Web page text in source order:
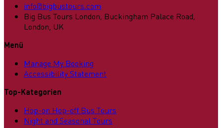
info@bigbustours.com
Big Bus Tours London, Buckingham Palace Road,
London, UK
Menü
Manage My Booking
Accessibility Statement
Top-Kategorien
Hop-on Hop-off Bus Tours
Night and Seasonal Tours